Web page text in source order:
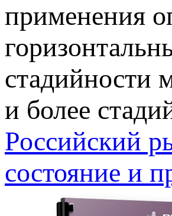
применения
стадийности
и более
Российский
состояние и